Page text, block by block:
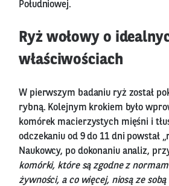
Południowej.
Ryż wołowy o
właściwościach
W pierwszym badaniu ryż został
rybną. Kolejnym krokiem było
komórek macierzystych mięśni i
odczekaniu od 9 do 11 dni powstał
Naukowcy, po dokonaniu analiz,
komórki, które są zgodne z
żywności, a co więcej, niosą ze